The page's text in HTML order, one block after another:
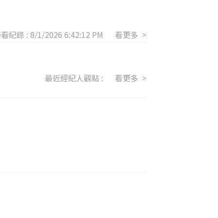
紀錄 : 8/1/2026 6:42:12 PM 看更多 >
最近經紀人觀點 : 看更多 >